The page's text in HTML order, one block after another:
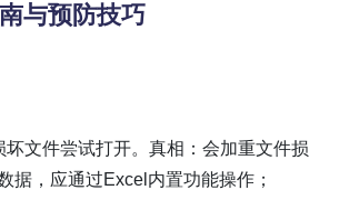
与预防技巧
坏文件尝试打开。真相：会加重文件损
据，应通过Excel内置功能操作；